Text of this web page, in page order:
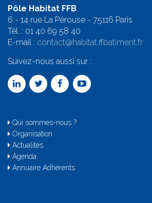
Pôle Habitat FFB
6 - 14 rue La Pérouse - 75116 Paris
Tél. : 01 40 69 58 40
E-mail : contact@habitat.ffbatiment.fr
Suivez-nous aussi sur :
Qui sommes-nous ?
Organisation
Actualités
Agenda
Annuaire Adhérents